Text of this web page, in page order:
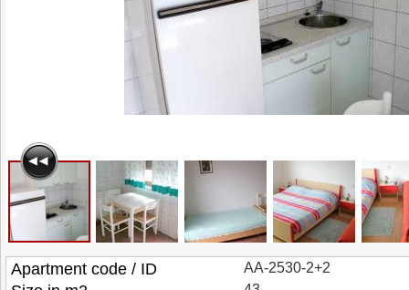
Apartment code / ID AA-2530-2+2